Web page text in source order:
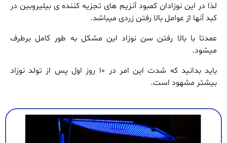
لذا در این نوزادان کمبود آنزیم های تجزیه کننده ی بیلیروبین در
کبد آنها از عوامل بالا رفتن زردی میباشد.
عمدتا با بالا رفتن سن نوزاد این مشکل به طور کامل برطرف
میشود.
باید بدانید که شدت این امر در 10 روز اول پس از تولد نوزاد
بیشتر مشهود است.